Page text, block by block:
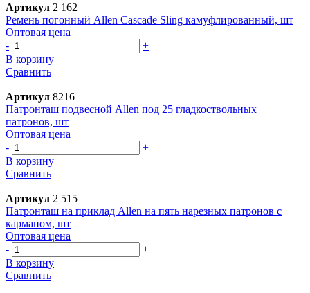
Артикул 2 162
Ремень погонный Allen Cascade Sling камуфлированный, шт
Оптовая цена
-
+
В корзину
Сравнить
Артикул 8216
Патронташ подвесной Allen под 25 гладкоствольных
патронов, шт
Оптовая цена
-
+
В корзину
Сравнить
Артикул 2 515
Патронташ на приклад Allen на пять нарезных патронов с
карманом, шт
Оптовая цена
-
+
В корзину
Сравнить